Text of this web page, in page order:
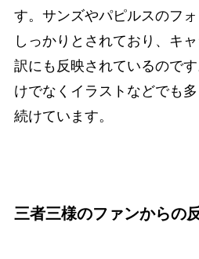
す。サンズやパピルスのフ
しっかりとされており、キ
訳にも反映されているので
けでなくイラストなどでも
続けています。
三者三様のファンからの